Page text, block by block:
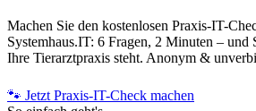
Machen Sie den kostenlosen Praxis-IT-
Systemhaus.IT: 6 Fragen, 2 Minuten – und
Ihre Tierarztpraxis steht. Anonym &
🐾 Jetzt Praxis-IT-Check machen